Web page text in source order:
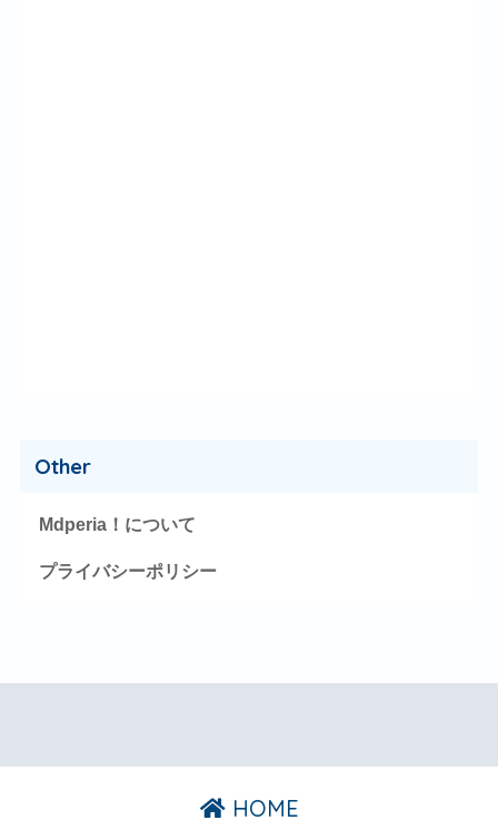
Other
Mdperia！について
プライバシーポリシー
HOME